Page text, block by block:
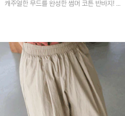
캐주얼한 무드를 완성한 썸머 코튼 반바지! 허